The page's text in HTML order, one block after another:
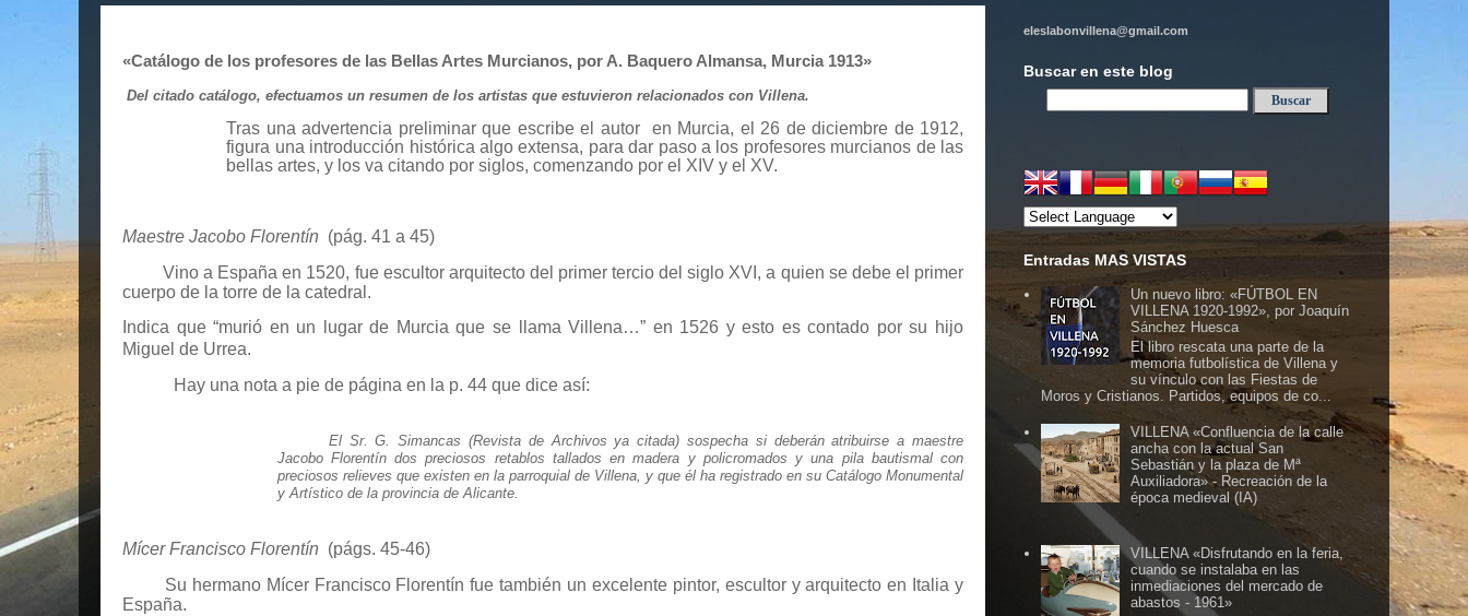
«Catálogo de los profesores de las Bellas Artes Murcianos, por A. Baquero Almansa, Murcia 1913»
Del citado catálogo, efectuamos un resumen de los artistas que estuvieron relacionados con Villena.
Tras una advertencia preliminar que escribe el autor
en Murcia, el 26 de diciembre de 1912,
figura una introducción histórica algo extensa, para dar paso a los profesores murcianos de las
bellas artes, y los va citando por siglos, comenzando por el XIV y el XV.
Maestre Jacobo Florentín (pág. 41 a 45)
Vino a España en 1520, fue escultor arquitecto del primer tercio del siglo XVI, a quien se debe el primer
cuerpo de la torre de la catedral.
Indica que “murió en un lugar de Murcia que se llama Villena…” en 1526 y esto es contado por su hijo
Miguel de Urrea.
Hay una nota a pie de página en la p. 44 que dice así:
El Sr. G. Simancas (Revista de Archivos ya citada) sospecha si deberán atribuirse a maestre
Jacobo Florentín dos preciosos retablos tallados en madera y policromados y una pila bautismal con
preciosos relieves que existen en la parroquial de Villena, y que él ha registrado en su Catálogo Monumental
y Artístico de la provincia de Alicante.
Mícer Francisco Florentín (págs. 45-46)
Su hermano Mícer Francisco Florentín fue también un excelente pintor, escultor y arquitecto en Italia y
España.
eleslabonvillena@gmail.com
Buscar en este blog
Entradas MAS VISTAS
Un nuevo libro: «FÚTBOL EN
VILLENA 1920-1992», por Joaquín
Sánchez Huesca
El libro rescata una parte de la
memoria futbolística de Villena y
su vínculo con las Fiestas de
Moros y Cristianos. Partidos, equipos de co...
VILLENA «Confluencia de la calle
ancha con la actual San
Sebastián y la plaza de Mª
Auxiliadora» - Recreación de la
época medieval (IA)
VILLENA «Disfrutando en la feria,
cuando se instalaba en las
inmediaciones del mercado de
abastos - 1961»